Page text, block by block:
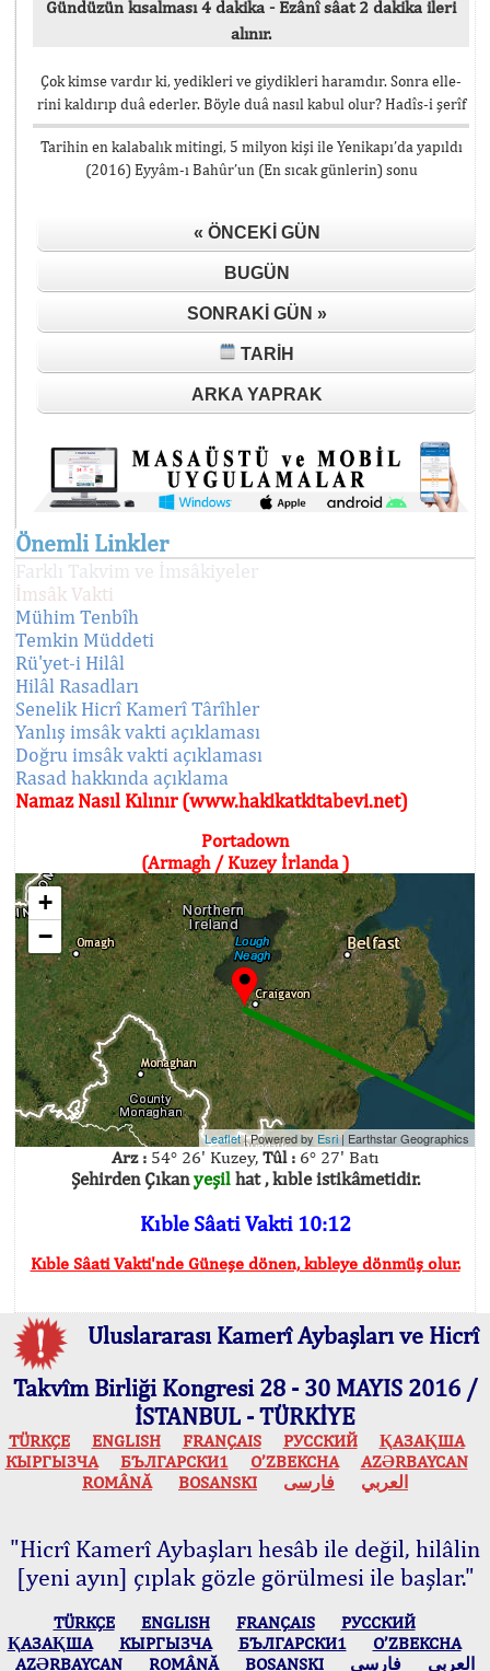
Gündüzün kısalması 4 dakika - Ezânî sâat 2 dakika ileri
alınır.
Çok kimse vardır ki, yedikleri ve giydikleri haramdır. Sonra elle-
rini kaldırıp duâ ederler. Böyle duâ nasıl kabul olur? Hadîs-i şerîf
Tarihin en kalabalık mitingi, 5 milyon kişi ile Yenikapı’da yapıldı
(2016) Eyyâm-ı Bahûr’un (En sıcak günlerin) sonu
« ÖNCEKI GÜN
BUGÜN
SONRAKI GÜN »
TARIH
ARKA YAPRAK
Önemli Linkler
Farklı Takvim ve İmsâkiyeler
İmsâk Vakti
Mühim Tenbîh
Temkin Müddeti
Rü'yet-i Hilâl
Hilâl Rasadları
Senelik Hicrî Kamerî Târîhler
Yanlış imsâk vakti açıklaması
Doğru imsâk vakti açıklaması
Rasad hakkında açıklama
Namaz Nasıl Kılınır (www.hakikatkitabevi.net)
Portadown
(Armagh / Kuzey İrlanda )
+
−
Leaflet| Powered by Esri| Earthstar Geographics
Arz : 54° 26' Kuzey, Tûl : 6° 27' Batı
Şehirden Çıkanyeşilhat , kıble istikâmetidir.
Kıble Sâati Vakti 10:12
Kıble Sâati Vakti'nde Güneşe dönen, kıbleye dönmüş olur.
Uluslararası Kamerî Aybaşları ve Hicrî
Takvîm Birliği Kongresi 28 - 30 MAYIS 2016 /
İSTANBUL - TÜRKİYE
TÜRKÇE ENGLISH FRANÇAIS РУССКИЙ
ҚАЗАҚША
КЫPГЫЗЧA
БЪЛГАРСКИ1 O’ZBEKCHA
AZӘRBAYCAN
ROMÂNĂ
BOSANSKI العربي فارسی
"Hicrî Kamerî Aybaşları hesâb ile değil, hilâlin
[yeni ayın] çıplak gözle görülmesi ile başlar."
TÜRKÇE ENGLISH FRANÇAIS
РУССКИЙ
ҚАЗАҚША
КЫPГЫЗЧA БЪЛГАРСКИ1
O’ZBEKCHA
AZӘRBAYCAN
ROMÂNĂ BOSANSKI العربي فارسی